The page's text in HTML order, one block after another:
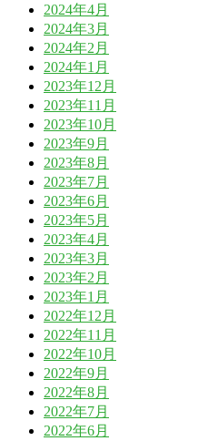
2024年4月
2024年3月
2024年2月
2024年1月
2023年12月
2023年11月
2023年10月
2023年9月
2023年8月
2023年7月
2023年6月
2023年5月
2023年4月
2023年3月
2023年2月
2023年1月
2022年12月
2022年11月
2022年10月
2022年9月
2022年8月
2022年7月
2022年6月